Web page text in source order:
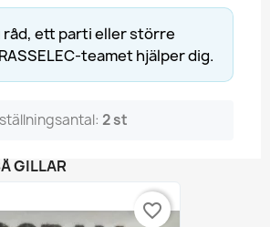
råd, ett parti eller större
teamet hjälper dig.
2 st
GILLAR
favorite_border